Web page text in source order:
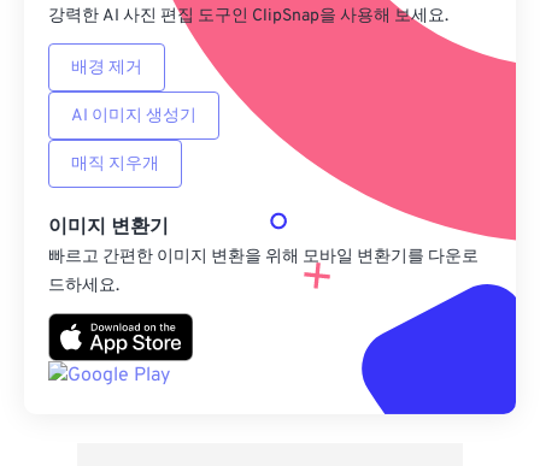
강력한 AI 사진 편집 도구인 ClipSnap을 사용해 보세요.
배경 제거
AI 이미지 생성기
매직 지우개
이미지 변환기
빠르고 간편한 이미지 변환을 위해 모바일 변환기를 다운로
드하세요.